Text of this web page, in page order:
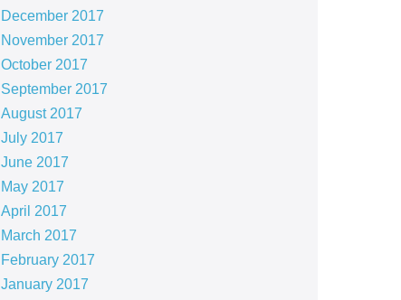
December 2017
November 2017
October 2017
September 2017
August 2017
July 2017
June 2017
May 2017
April 2017
March 2017
February 2017
January 2017